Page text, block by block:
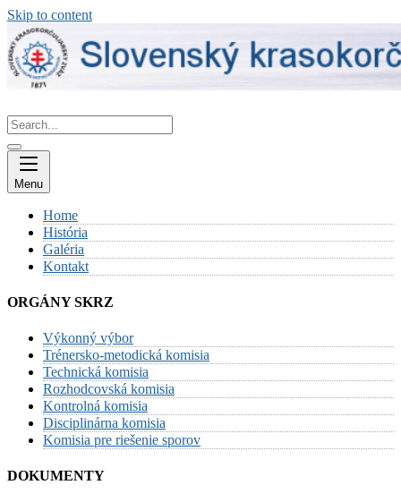
Skip to content
Menu
Home
História
Galéria
Kontakt
ORGÁNY SKRZ
Výkonný výbor
Trénersko-metodická komisia
Technická komisia
Rozhodcovská komisia
Kontrolná komisia
Disciplinárna komisia
Komisia pre riešenie sporov
DOKUMENTY